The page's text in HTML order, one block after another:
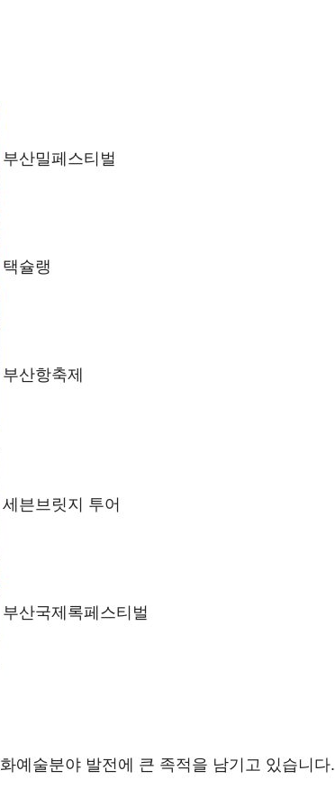
부산밀페스티벌
택슐랭
부산항축제
세븐브릿지 투어
부산국제록페스티벌
예술분야 발전에 큰 족적을 남기고 있습니다.